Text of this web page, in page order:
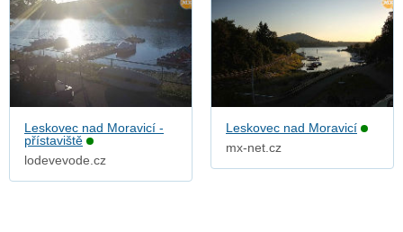
Leskovec nad Moravicí -
přístaviště
lodevevode.cz
Leskovec nad Moravicí
mx-net.cz